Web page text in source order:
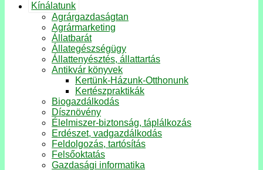
Kínálatunk
Agrárgazdaságtan
Agrármarketing
Állatbarát
Állategészségügy
Állattenyésztés, állattartás
Antikvár könyvek
Kertünk-Házunk-Otthonunk
Kertészpraktikák
Biogazdálkodás
Dísznövény
Élelmiszer-biztonság, táplálkozás
Erdészet, vadgazdálkodás
Feldolgozás, tartósítás
Felsőoktatás
Gazdasági informatika